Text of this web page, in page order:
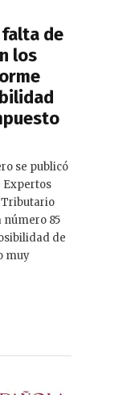
falta de
los
se publicó
Expertos
Tributario
número 85
de
muy